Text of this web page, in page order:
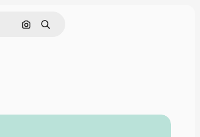
Cerca per immagine
Ricerca